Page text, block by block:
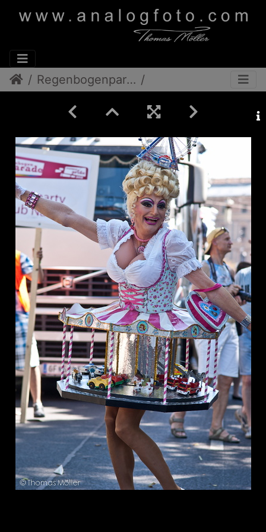
Regenbogenparade 2012